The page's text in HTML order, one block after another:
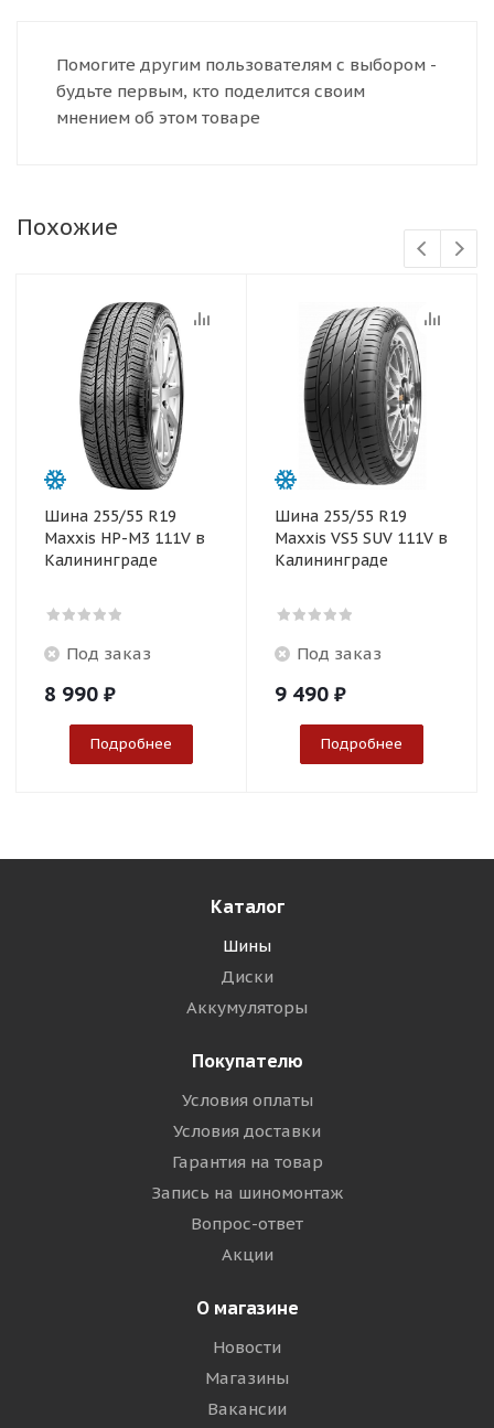
Помогите другим пользователям с выбором -
будьте первым, кто поделится своим
мнением об этом товаре
Похожие
Шина 255/55 R19
Maxxis HP-M3 111V в
Калининграде
Под заказ
8 990 ₽
Подробнее
Шина 255/55 R19
Maxxis VS5 SUV 111V в
Калининграде
Под заказ
9 490 ₽
Подробнее
Каталог
Шины
Диски
Аккумуляторы
Покупателю
Условия оплаты
Условия доставки
Гарантия на товар
Запись на шиномонтаж
Вопрос-ответ
Акции
О магазине
Новости
Магазины
Вакансии